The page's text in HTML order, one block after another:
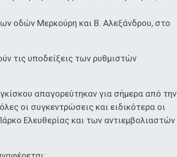
οδών Μερκούρη και Β. Αλεξάνδρου, στο
τις υποδείξεις των ρυθμιστών
απαγορεύτηκαν για σήμερα από την
οι συγκεντρώσεις και ειδικότερα οι
Ελευθερίας και των αντιεμβολιαστών